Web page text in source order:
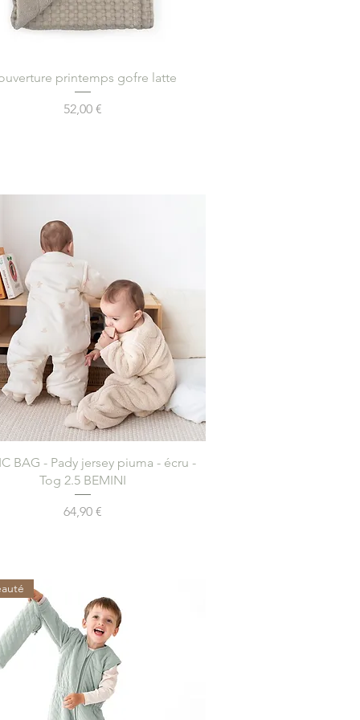
Aperçu rapide
printemps gofre latte
Prix
52,00 €
Aperçu rapide
BAG - Pady jersey piuma - écru -
Tog 2.5 BEMINI
Prix
64,90 €